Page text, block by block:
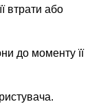
втрати або
до моменту її